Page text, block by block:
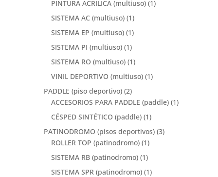
PINTURA ACRILICA (multiuso) (1)
SISTEMA AC (multiuso) (1)
SISTEMA EP (multiuso) (1)
SISTEMA PI (multiuso) (1)
SISTEMA RO (multiuso) (1)
VINIL DEPORTIVO (multiuso) (1)
PADDLE (piso deportivo) (2)
ACCESORIOS PARA PADDLE (paddle) (1)
CÉSPED SINTÉTICO (paddle) (1)
PATINODROMO (pisos deportivos) (3)
ROLLER TOP (patinodromo) (1)
SISTEMA RB (patinodromo) (1)
SISTEMA SPR (patinodromo) (1)